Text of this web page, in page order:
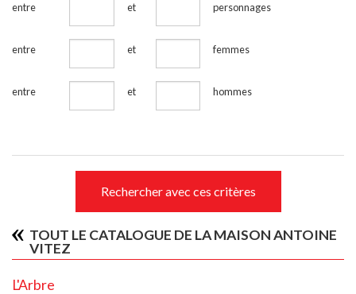
entre et personnages
entre et femmes
entre et hommes
Rechercher avec ces critères
TOUT LE CATALOGUE DE LA MAISON ANTOINE
VITEZ
L'Arbre